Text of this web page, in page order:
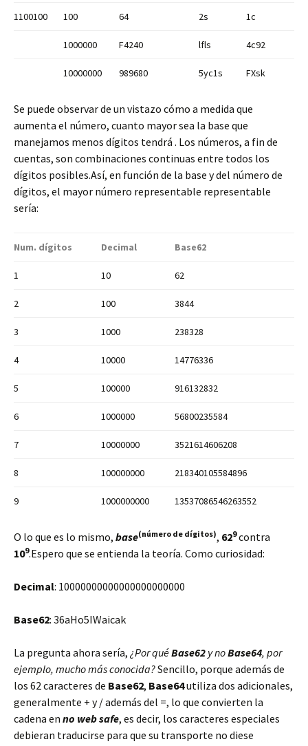
1100100 100 64 2s 1c
1000000 F4240 lfls 4c92
10000000 989680 5yc1s FXsk
Se puede observar de un vistazo cómo a medida que
aumenta el número, cuanto mayor sea la base que
manejamos menos dígitos tendrá . Los números, a fin de
cuentas, son combinaciones continuas entre todos los
dígitos posibles.Así, en función de la base y del número de
dígitos, el mayor número representable representable
sería:
Num. dígitos Decimal Base62
1 10 62
2 100 3844
3 1000 238328
4 10000 14776336
5 100000 916132832
6 1000000 56800235584
7 10000000 3521614606208
8 100000000 218340105584896
9 1000000000 13537086546263552
O lo que es lo mismo, base(número de dígitos), 629contra
109.Espero que se entienda la teoría. Como curiosidad:
Decimal: 10000000000000000000000
Base62: 36aHo5IWaicak
La pregunta ahora sería, ¿Por quéBase62 y noBase64, por
ejemplo, mucho más conocida?Sencillo, porque además de
los 62 caracteres de Base62, Base64utiliza dos adicionales,
generalmente + y / además del =, lo que convierten la
cadena en no web safe, es decir, los caracteres especiales
debieran traducirse para que su transporte no diese